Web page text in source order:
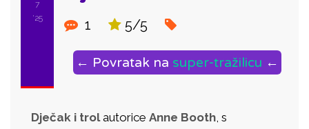
7
'25
1 5/5
← Povratak na super-tražilicu ←
Dječak i trolautorice Anne Booth, s